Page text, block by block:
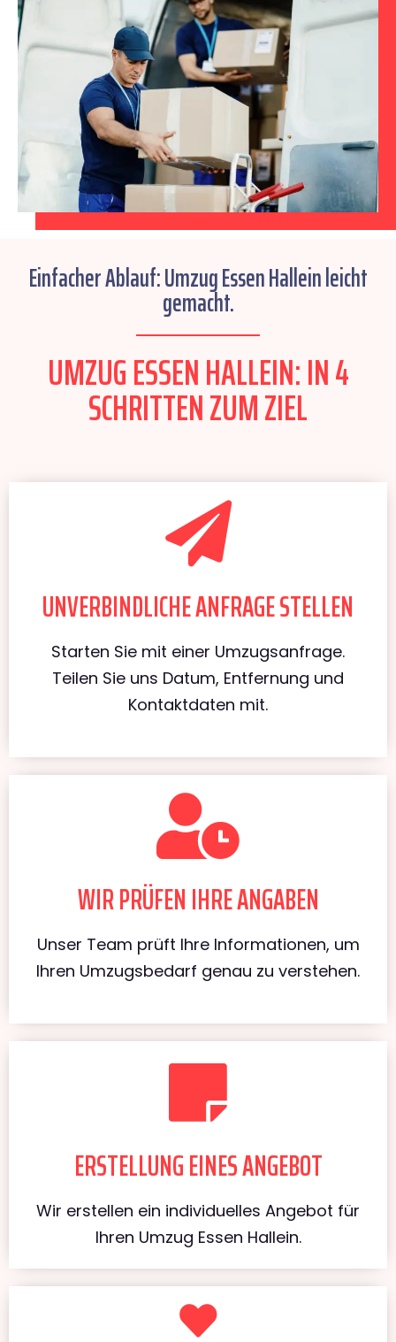
Einfacher Ablauf: Umzug Essen Hallein leicht
gemacht.
UMZUG ESSEN HALLEIN: IN 4
SCHRITTEN ZUM ZIEL
UNVERBINDLICHE ANFRAGE STELLEN
Starten Sie mit einer Umzugsanfrage.
Teilen Sie uns Datum, Entfernung und
Kontaktdaten mit.
WIR PRÜFEN IHRE ANGABEN
Unser Team prüft Ihre Informationen, um
Ihren Umzugsbedarf genau zu verstehen.
ERSTELLUNG EINES ANGEBOT
Wir erstellen ein individuelles Angebot für
Ihren Umzug Essen Hallein.